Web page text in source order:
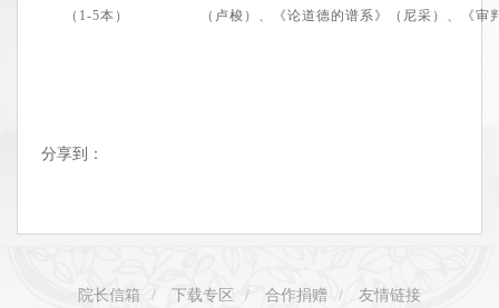
（1 -5本）
（卢梭）
、《论道德的谱系》（尼采）、 《审
分享到：
院长信箱 / 下载专区 / 合作捐赠 / 友情链接